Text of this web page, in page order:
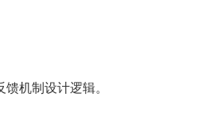
机制设计逻辑。